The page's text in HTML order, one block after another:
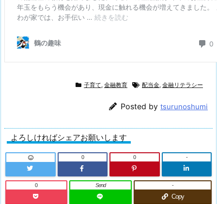
子育て, 金融教育 配当金, 金融リテラシー
Posted by tsurunoshumi
よろしければシェアお願いします
0 0 -
0 Send
Copy
-